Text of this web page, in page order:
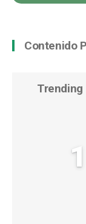
Contenido
Trending
1